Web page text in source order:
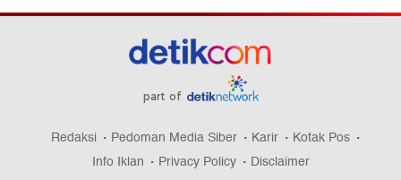
part of
Redaksi Pedoman Media Siber Karir
Kotak Pos
Info Iklan
Privacy Policy Disclaimer